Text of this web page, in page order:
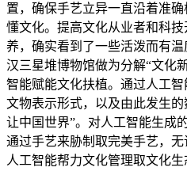
置，确保手艺立异一直沿着准
懂文化。提高文化从业者和科
养，确实看到了一些活泼而有
汉三星堆博物馆做为分解“文化
智能赋能文化扶植。通过人工
文物表示形式，以及由此发生的
让中国世界”。对人工智能生成
通过手艺来胁制取完美手艺，无
人工智能帮力文化管理取文化